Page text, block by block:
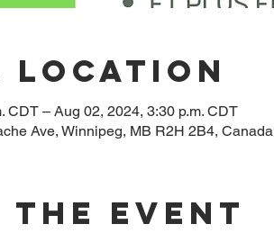
Location
CDT – Aug 02, 2024, 3:30 p.m. CDT
Ave, Winnipeg, MB R2H 2B4, Canada
the event